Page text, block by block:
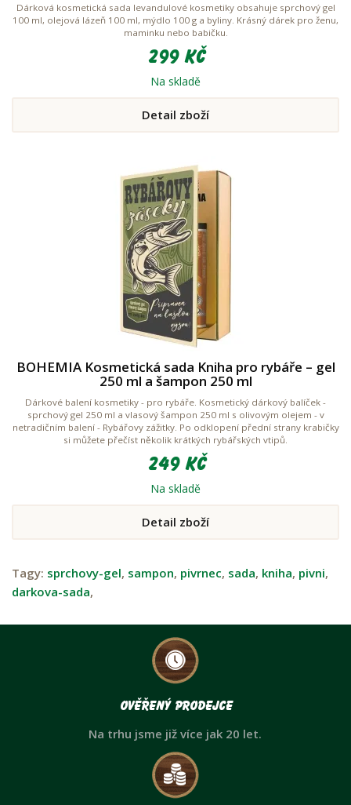
Dárková kosmetická sada levandulové kosmetiky obsahuje sprchový gel
100 ml, olejová lázeň 100 ml, mýdlo 100 g a byliny. Krásný dárek pro ženu,
maminku nebo babičku.
299 Kč
Na skladě
Detail zboží
BOHEMIA Kosmetická sada Kniha pro rybáře – gel
250 ml a šampon 250 ml
Dárkové balení kosmetiky - pro rybáře. Kosmetický dárkový balíček -
sprchový gel 250 ml a vlasový šampon 250 ml s olivovým olejem - v
netradičním balení - Rybářovy zážitky. Po odklopení přední strany krabičky
si můžete přečíst několik krátkých rybářských vtipů.
249 Kč
Na skladě
Detail zboží
Tagy: sprchovy-gel, sampon, pivrnec, sada, kniha, pivni,
darkova-sada,
Ověřený prodejce
Na trhu jsme již více jak 20 let.